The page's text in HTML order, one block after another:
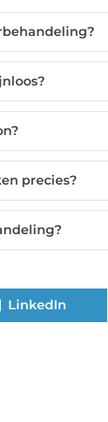
precies?
LinkedIn